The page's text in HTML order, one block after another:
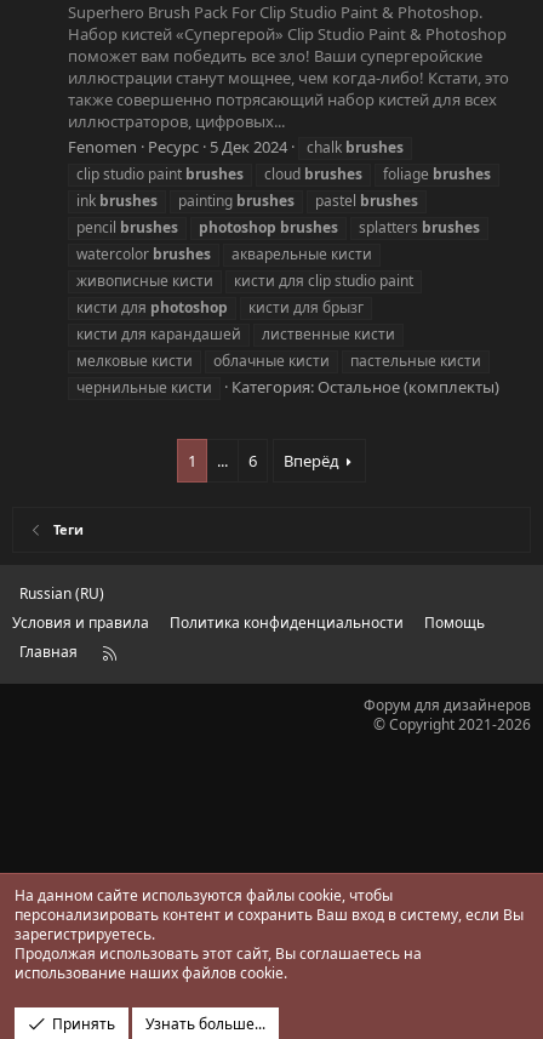
Superhero Brush Pack For Clip Studio Paint & Photoshop.
Набор кистей «Супергерой» Clip Studio Paint & Photoshop
поможет вам победить все зло! Ваши супергеройские
иллюстрации станут мощнее, чем когда-либо! Кстати, это
также совершенно потрясающий набор кистей для всех
иллюстраторов, цифровых...
Fenomen
Ресурс 5 Дек 2024 chalk brushes
clip studio paint brushes cloud brushes foliage brushes
ink brushes painting brushes pastel brushes
pencil brushes photoshop brushes splatters brushes
watercolor brushes
акварельные кисти
живописные кисти
кисти для clip studio paint
кисти для photoshop
кисти для брызг
кисти для карандашей
лиственные кисти
мелковые кисти
облачные кисти
пастельные кисти
чернильные кисти
Категория:Остальное (комплекты)
1 ... 6 Вперёд
Теги
Russian (RU)
Условия и правила
Политика конфиденциальности
Помощь
Главная
R
Форум для дизайнеров
© Copyright 2021-2026
На данном сайте используются файлы cookie, чтобы
персонализировать контент и сохранить Ваш вход в систему, если Вы
зарегистрируетесь.
Продолжая использовать этот сайт, Вы соглашаетесь на
использование наших файлов cookie.
Принять Узнать больше...